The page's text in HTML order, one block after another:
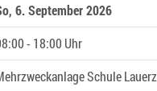
6. September 2026
- 18:00 Uhr
Schule Lauerz